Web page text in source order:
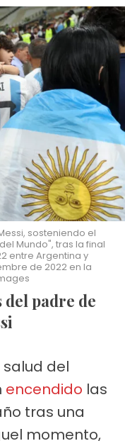
sosteniendo el
Mundo", tras la final
entre Argentina y
de 2022 en la
del
encendido las
tras una
momento,